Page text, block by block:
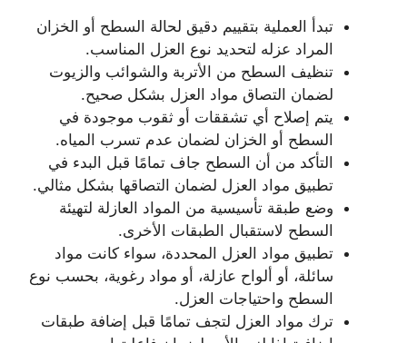
تبدأ العملية بتقييم دقيق لحالة السطح أو الخزان
المراد عزله لتحديد نوع العزل المناسب.
تنظيف السطح من الأتربة والشوائب والزيوت
لضمان التصاق مواد العزل بشكل صحيح.
يتم إصلاح أي تشققات أو ثقوب موجودة في
السطح أو الخزان لضمان عدم تسرب المياه.
التأكد من أن السطح جاف تمامًا قبل البدء في
تطبيق مواد العزل لضمان التصاقها بشكل مثالي.
وضع طبقة تأسيسية من المواد العازلة لتهيئة
السطح لاستقبال الطبقات الأخرى.
تطبيق مواد العزل المحددة، سواء كانت مواد
سائلة، أو ألواح عازلة، أو مواد رغوية، بحسب نوع
السطح واحتياجات العزل.
ترك مواد العزل لتجف تمامًا قبل إضافة طبقات